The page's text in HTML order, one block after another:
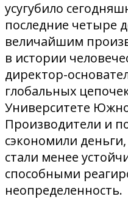
усугубило
последние четыре
величайшим
в истории
директор-
глобальных
Университете
Производители и
сэкономили
стали менее
способными
неопределенность.